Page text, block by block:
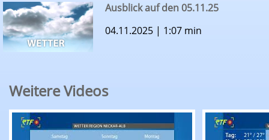
Ausblick auf den 05.11.25
04.11.2025 | 1:07 min
Weitere Videos
RTF.1-Wetter: Ausblick auf den 07.08.26RTF.1-